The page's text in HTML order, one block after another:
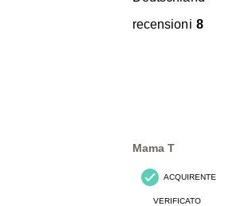
recensioni 8
Mama T
ACQUIRENTE
VERIFICATO